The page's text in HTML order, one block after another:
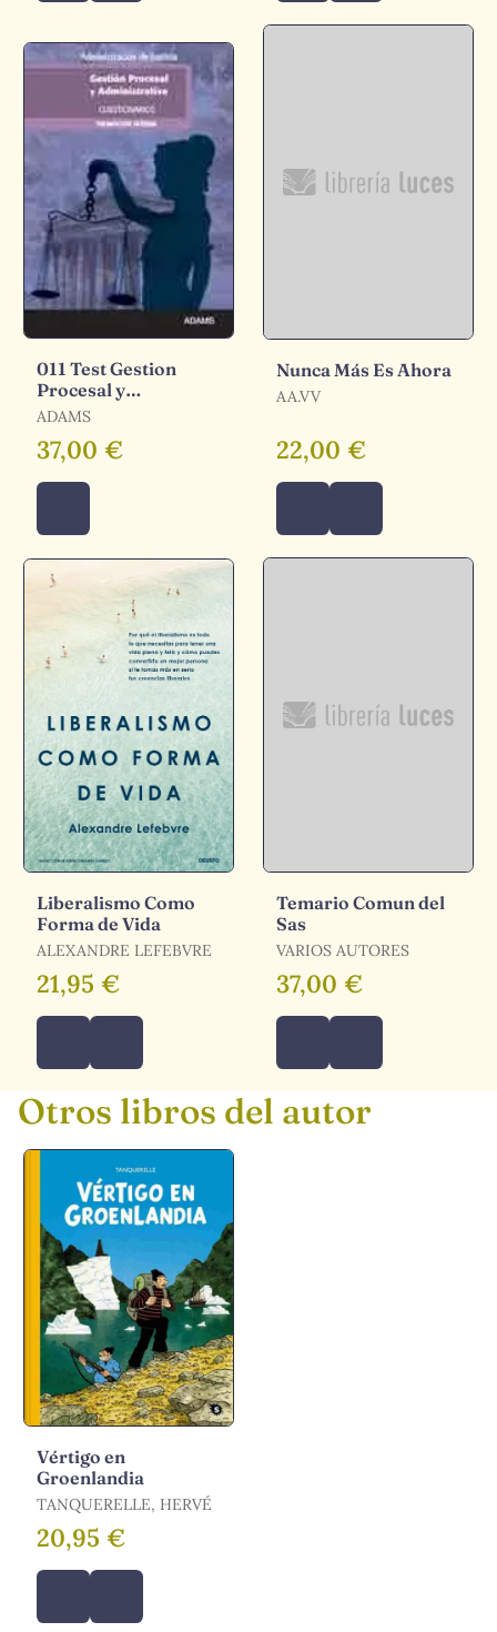
011 Test Gestion
Procesal y
Administrativa
ADAMS
37,00 €
Nunca Más Es Ahora
AA.VV
22,00 €
Liberalismo Como
Forma de Vida
ALEXANDRE LEFEBVRE
21,95 €
Temario Comun del
Sas
VARIOS AUTORES
37,00 €
Otros libros del autor
Vértigo en
Groenlandia
TANQUERELLE, HERVÉ
20,95 €